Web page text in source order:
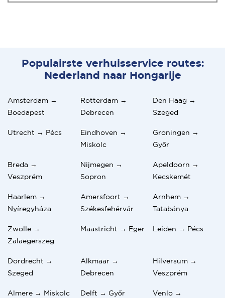
Populairste verhuisservice routes:
Nederland naar Hongarije
Amsterdam →
Boedapest
Rotterdam →
Debrecen
Den Haag →
Szeged
Utrecht → Pécs
Eindhoven →
Miskolc
Groningen →
Győr
Breda →
Veszprém
Nijmegen →
Sopron
Apeldoorn →
Kecskemét
Haarlem →
Nyíregyháza
Amersfoort →
Székesfehérvár
Arnhem →
Tatabánya
Zwolle →
Zalaegerszeg
Maastricht → Eger Leiden → Pécs
Dordrecht →
Szeged
Alkmaar →
Debrecen
Hilversum →
Veszprém
Almere → Miskolc Delft → Győr
Venlo →